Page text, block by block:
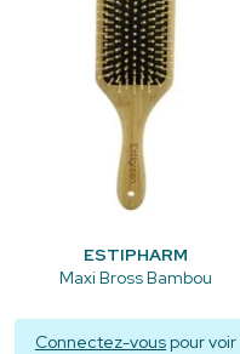
ESTIPHARM
Maxi Bross Bambou
Connectez-vous pour voir